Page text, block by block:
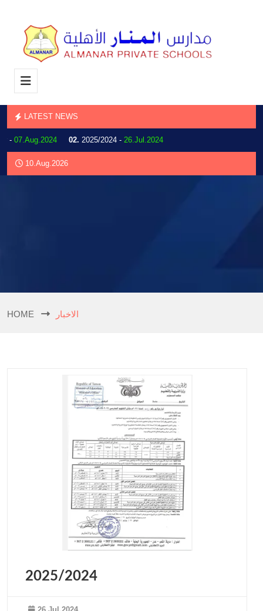
LATEST NEWS
-07.Aug.2024 02.2025/2024 -26.Jul.2024
10.Aug.2026
HOME الاخبار
2025/2024